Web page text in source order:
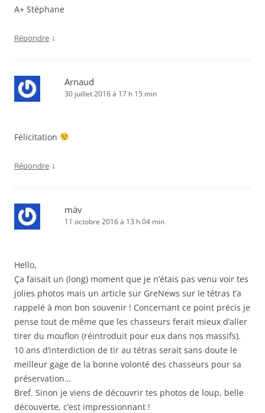
A+ Stéphane
Répondre ↓
Arnaud
30 juillet 2016 à 17 h 15 min
Félicitation
Répondre ↓
màv
11 octobre 2016 à 13 h 04 min
Hello,
Ça faisait un (long) moment que je n’étais pas venu voir tes
jolies photos mais un article sur GreNews sur le tétras t’a
rappelé à mon bon souvenir ! Concernant ce point précis je
pense tout de même que les chasseurs ferait mieux d’aller
tirer du mouflon (réintroduit pour eux dans nos massifs).
10 ans d’interdiction de tir au tétras serait sans doute le
meilleur gage de la bonne volonté des chasseurs pour sa
préservation…
Bref. Sinon je viens de découvrir tes photos de loup, belle
découverte, c’est impressionnant !